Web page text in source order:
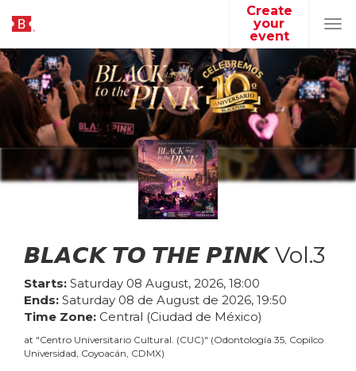
Create
your
event
𝘽𝙇𝘼𝘾𝙆 𝙏𝙊 𝙏𝙃𝙀 𝙋𝙄𝙉𝙆 Vol.3
Starts: Saturday 08 August, 2026, 18:00
Ends: Saturday 08 de August de 2026, 19:50
Time Zone: Central (Ciudad de México)
at "Centro Universitario Cultural. (CUC)" (Odontología 35, Copilco
Universidad, Coyoacán, CDMX)